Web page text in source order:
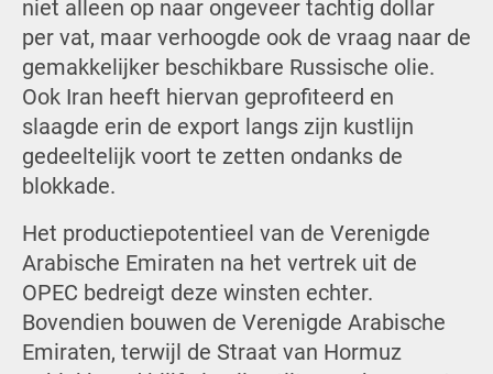
niet alleen op naar ongeveer tachtig dollar
per vat, maar verhoogde ook de vraag naar de
gemakkelijker beschikbare Russische olie.
Ook Iran heeft hiervan geprofiteerd en
slaagde erin de export langs zijn kustlijn
gedeeltelijk voort te zetten ondanks de
blokkade.
Het productiepotentieel van de Verenigde
Arabische Emiraten na het vertrek uit de
OPEC bedreigt deze winsten echter.
Bovendien bouwen de Verenigde Arabische
Emiraten, terwijl de Straat van Hormuz